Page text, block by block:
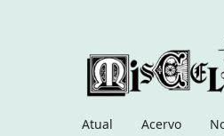
Atual Acervo